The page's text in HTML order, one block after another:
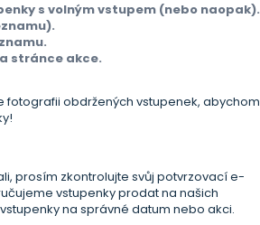
s volným vstupem (nebo naopak).
stránce akce.
fotografii obdržených vstupenek, abychom
prosím zkontrolujte svůj potvrzovací e-
vstupenky prodat na našich
na správné datum nebo akci.